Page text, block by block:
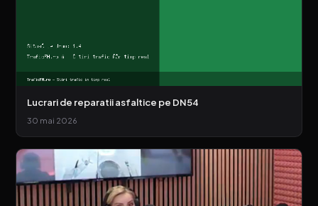
Lucrari de reparatii asfaltice pe DN54
30 mai 2026